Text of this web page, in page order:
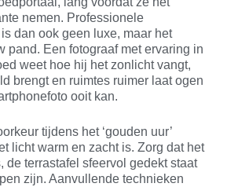
nemen. Professionele
dan ook geen luxe, maar het
pand. Een fotograaf met ervaring in
weet hoe hij het zonlicht vangt,
brengt en ruimtes ruimer laat ogen
ooit kan.
tijdens het ‘gouden uur’
licht warm en zacht is. Zorg dat het
de terrastafel sfeervol gedekt staat
zijn. Aanvullende technieken